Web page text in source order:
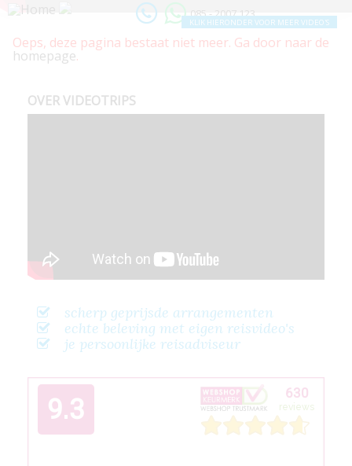
085 - 2007 123
KLIK HIERONDER VOOR MEER VIDEO'S
Oeps, deze pagina bestaat niet meer. Ga door naar de
homepage.
OVER VIDEOTRIPS
scherp geprijsde arrangementen
echte beleving met eigen reisvideo's
je persoonlijke reisadviseur